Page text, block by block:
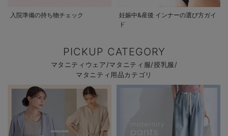
入院準備の持ち物チェック
妊娠中&産後 インナーの選び方ガイ
ド
PICKUP CATEGORY
マタニティウェア/マタニティ服/授乳服/
マタニティ用品カテゴリ